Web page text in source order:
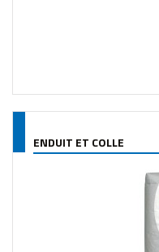
ENDUIT ET COLLE